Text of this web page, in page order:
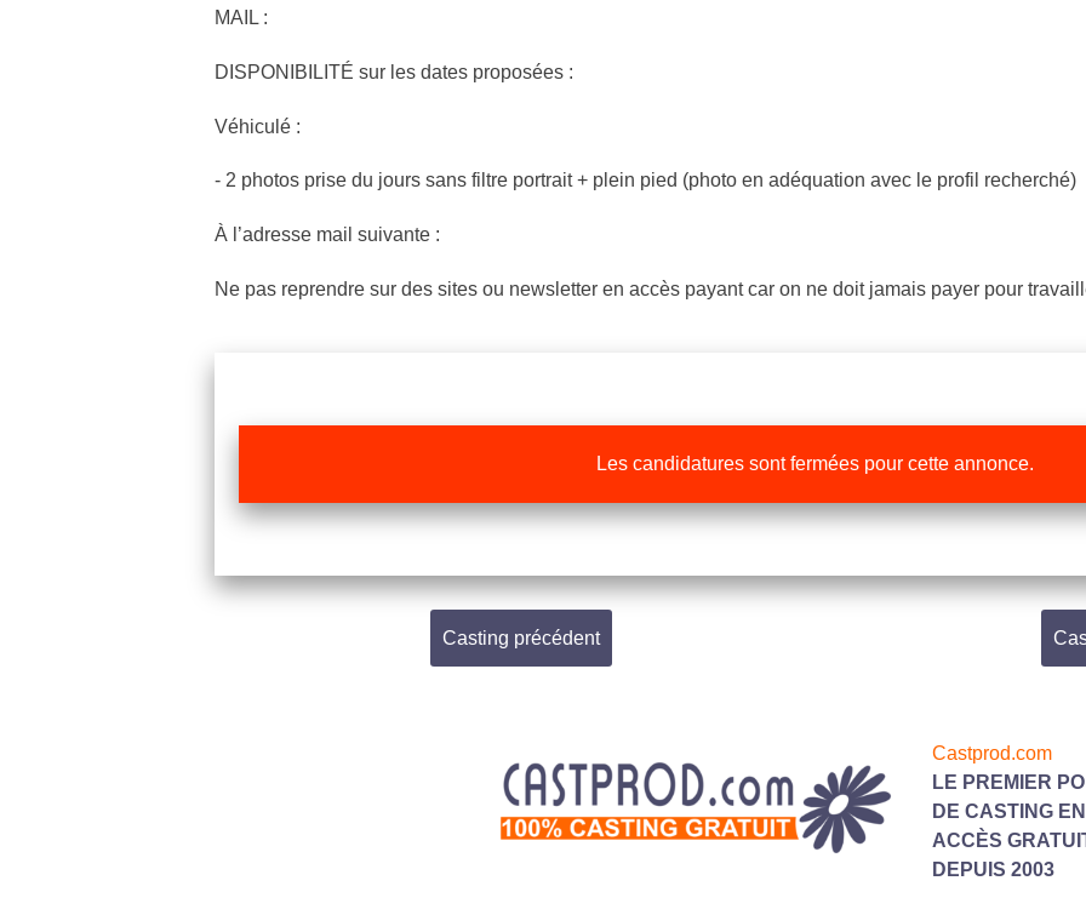
MAIL :
DISPONIBILITÉ sur les dates proposées :
Véhiculé :
- 2 photos prise du jours sans filtre portrait + plein pied (photo en adéquation avec le profil recherché)
À l’adresse mail suivante :
Ne pas reprendre sur des sites ou newsletter en accès payant car on ne doit jamais payer pour
Les candidatures sont fermées pour cette annonce.
Casting précédent
Castprod.com
LE PREMIER
DE CASTING EN
ACC ÈS
DEPUIS 2003